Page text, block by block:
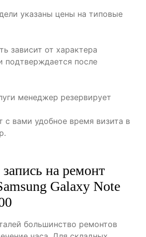
указаны цены на типовые
зависит от характера
подтверждается после
менеджер резервирует
с вами удобное время визита в
на ремонт
Galaxy Note
большинство ремонтов